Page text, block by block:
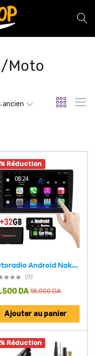
Moto
ancien
Réduction
Autoradio Android Nakamichi 2+32GB avec Carplay Android Auto et GPS – شاشة ذكية للسيارات
(0)
18,000DA
DA
Ajouter au panier
Réduction